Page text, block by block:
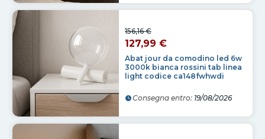
Abat jour da comodino led 6w
3000k bianca rossini tab linea
light codice ca148fwhwdi
156,16 €
127,99 €
Consegna entro: 19/08/2026